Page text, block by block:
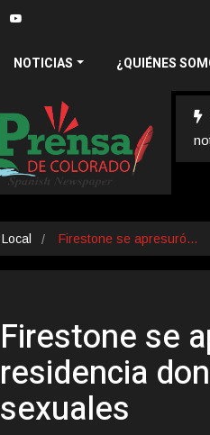
NOTICIAS ¿QUIÉNES
Local Firestone se apresuró…
Firestone se
residencia
sexuales